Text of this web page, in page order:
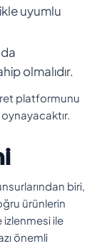
uyumlu
olmalıdır.
platformunu
biri,
ürünlerin
ile
önemli